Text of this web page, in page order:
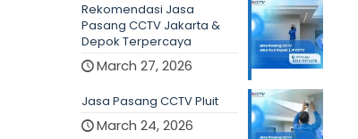
Rekomendasi Jasa
Pasang CCTV Jakarta &
Depok Terpercaya
March 27, 2026
Jasa Pasang CCTV Pluit
March 24, 2026